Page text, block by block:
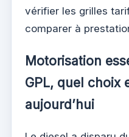
vérifier les grilles
comparer à
Motorisation
GPL, quel choix
aujourd’hui